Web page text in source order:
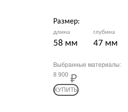
Размер:
длина
58 мм
глубина
47 мм
Выбранные материалы:
8 900
КУПИТЬ